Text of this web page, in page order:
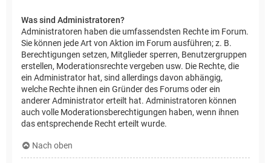
Was sind Administratoren?
Administratoren haben die umfassendsten Rechte im Forum.
Sie können jede Art von Aktion im Forum ausführen; z. B.
Berechtigungen setzen, Mitglieder sperren, Benutzergruppen
erstellen, Moderationsrechte vergeben usw. Die Rechte, die
ein Administrator hat, sind allerdings davon abhängig,
welche Rechte ihnen ein Gründer des Forums oder ein
anderer Administrator erteilt hat. Administratoren können
auch volle Moderationsberechtigungen haben, wenn ihnen
das entsprechende Recht erteilt wurde.
Nach oben